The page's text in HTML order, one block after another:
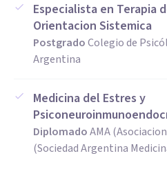
Especialista en Terapia
Orientacion Sistemica
PostgradoColegio de
Argentina
Medicina del Estres y
DiplomadoAMA
(Sociedad Argentina